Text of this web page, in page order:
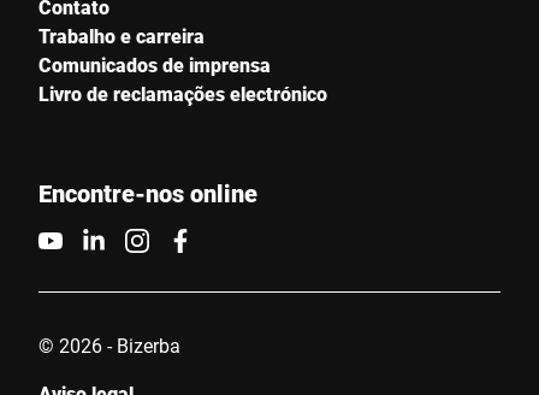
Contato
Trabalho e carreira
Comunicados de imprensa
Livro de reclamações electrónico
Encontre-nos online
© 2026 - Bizerba